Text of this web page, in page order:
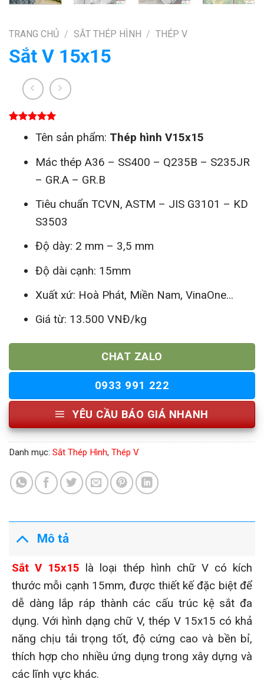
TRANG CHỦ / SẮT THÉP HÌNH / THÉP V
Sắt V 15x15
dựa trênTên sản phẩm: Thép hình V15x15
Mác thép A36 – SS400 – Q235B – S235JR
– GR.A – GR.B
Tiêu chuẩn TCVN, ASTM – JIS G3101 – KD
S3503
Độ dày: 2 mm – 3,5 mm
Độ dài cạnh: 15mm
Xuất xứ: Hoà Phát, Miền Nam, VinaOne...
Giá từ: 13.500 VNĐ/kg
CHAT ZALO
0933 991 222
YÊU CẦU BÁO GIÁ NHANH
Danh mục: Sắt Thép Hình, Thép V
Mô tả
Sắt V 15x15 là loại thép hình chữ V có kích
thước mỗi cạnh 15mm, được thiết kế đặc biệt để
dễ dàng lắp ráp thành các cấu trúc kệ sắt đa
dụng. Với hình dạng chữ V, thép V 15x15 có khả
năng chịu tải trọng tốt, độ cứng cao và bền bỉ,
thích hợp cho nhiều ứng dụng trong xây dựng và
các lĩnh vực khác.